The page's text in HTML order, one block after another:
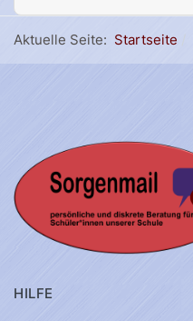
Aktuelle Seite: Startseite
HILFE